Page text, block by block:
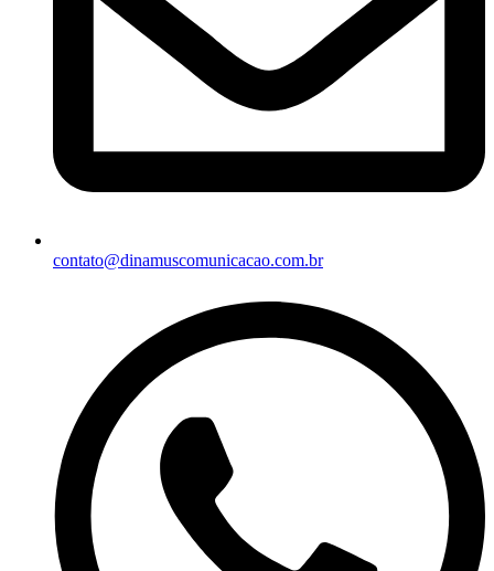
contato@dinamuscomunicacao.com.br